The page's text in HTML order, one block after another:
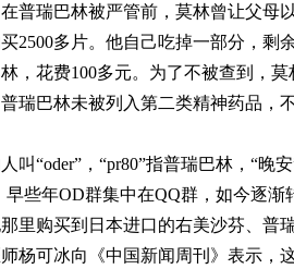
普瑞巴林被严管前，莫林曾让父母
2500多片。他自己吃掉一部分，剩
，花费100多元。为了不被查到，
瑞巴林未被列入第二类精神药品，
叫“oder”，“pr80”指普瑞巴林，“晚
些年OD群集中在QQ群，如今逐渐
里购买到日本进口的右美沙芬、普
杨可冰向《中国新闻周刊》表示，